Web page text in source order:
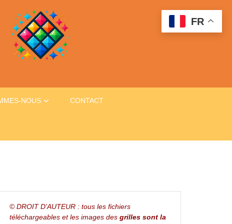
NOUS CONTACT
© DROIT D'AUTEUR : tous les fichiers
téléchargeables et les images des grilles sont la
FR